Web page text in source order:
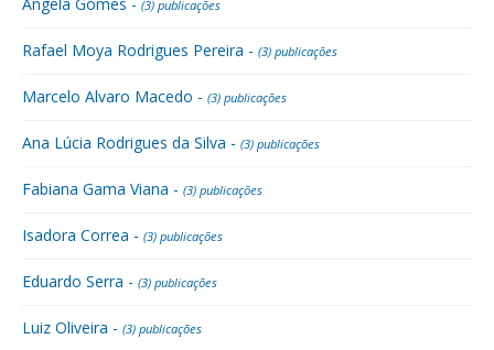
(3) publicações
Rafael Moya Rodrigues Pereira - (3) publicações
Marcelo Alvaro Macedo - (3) publicações
Ana Lúcia Rodrigues da Silva - (3) publicações
Fabiana Gama Viana - (3) publicações
Isadora Correa - (3) publicações
Eduardo Serra - (3) publicações
Luiz Oliveira - (3) publicações